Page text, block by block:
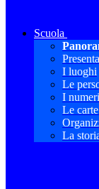
Scuola
I luoghi
Le
I
Le
La